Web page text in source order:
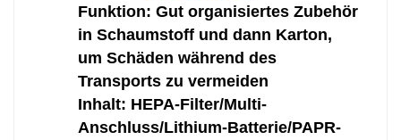
Funktion: Gut organisiertes Zubehör
in Schaumstoff und dann Karton,
um Schäden während des
Transports zu vermeiden
Inhalt: HEPA-Filter/Multi-
Anschluss/Lithium-Batterie/PAPR-